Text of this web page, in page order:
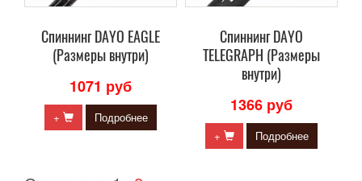
Cпиннинг DAYO EAGLE
(Размеры внутри)
1071 руб
+ Подробнее
Cпиннинг DAYO
TELEGRAPH (Размеры
внутри)
1366 руб
+ Подробнее